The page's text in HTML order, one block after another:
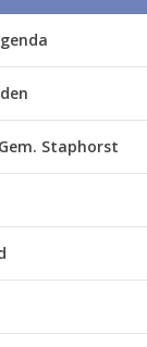
Staphorst